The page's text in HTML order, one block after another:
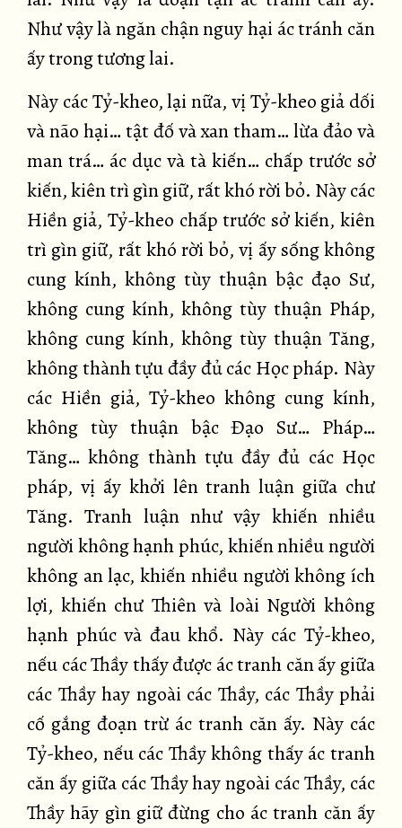
Như vậy là ngăn chận nguy hại ác tránh căn
ấy trong tương lai.
Này các Tỷ-kheo, lại nữa, vị Tỷ-kheo giả dối
và não hại… tật đố và xan tham… lừa đảo và
man trá… ác dục và tà kiến… chấp trước sở
kiến, kiên trì gìn giữ, rất khó rời bỏ. Này các
Hiền giả, Tỷ-kheo chấp trước sở kiến, kiên
trì gìn giữ, rất khó rời bỏ, vị ấy sống không
cung kính, không tùy thuận bậc đạo Sư,
không cung kính, không tùy thuận Pháp,
không cung kính, không tùy thuận Tăng,
không thành tựu đầy đủ các Học pháp. Này
các Hiền giả, Tỷ-kheo không cung kính,
không tùy thuận bậc Đạo Sư… Pháp…
Tăng… không thành tựu đầy đủ các Học
pháp, vị ấy khởi lên tranh luận giữa chư
Tăng. Tranh luận như vậy khiến nhiều
người không hạnh phúc, khiến nhiều người
không an lạc, khiến nhiều người không ích
lợi, khiến chư Thiên và loài Người không
hạnh phúc và đau khổ. Này các Tỷ-kheo,
nếu các Thầy thấy được ác tranh căn ấy giữa
các Thầy hay ngoài các Thầy, các Thầy phải
cố gắng đoạn trừ ác tranh căn ấy. Này các
Tỷ-kheo, nếu các Thầy không thấy ác tranh
căn ấy giữa các Thầy hay ngoài các Thầy, các
Thầy hãy gìn giữ đừng cho ác tranh căn ấy